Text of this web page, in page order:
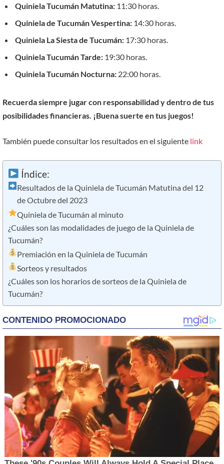
Quiniela Tucumán Matutina: 11:30 horas.
Quiniela de Tucumán Vespertina: 14:30 horas.
Quiniela La Siesta de Tucumán: 17:30 horas.
Quiniela Tucumán Tarde: 19:30 horas.
Quiniela Tucumán Nocturna: 22:00 horas.
Recuerda siempre jugar con responsabilidad y dentro de tus
posibilidades financieras. ¡Buena suerte en tus juegos!
También puede consultar los resultados en el siguiente link
Índice:
Resultados de la Quiniela de Tucumán Matutina del 12
de Octubre del 2023
Quiniela de Tucumán al minuto
¿Cuáles son las modalidades de juego de la Quiniela de
Tucumán?
Premiación en la Quiniela de Tucumán
Sorteos y resultados
¿Cuáles son los horarios de sorteos de la Quiniela de
Tucumán?